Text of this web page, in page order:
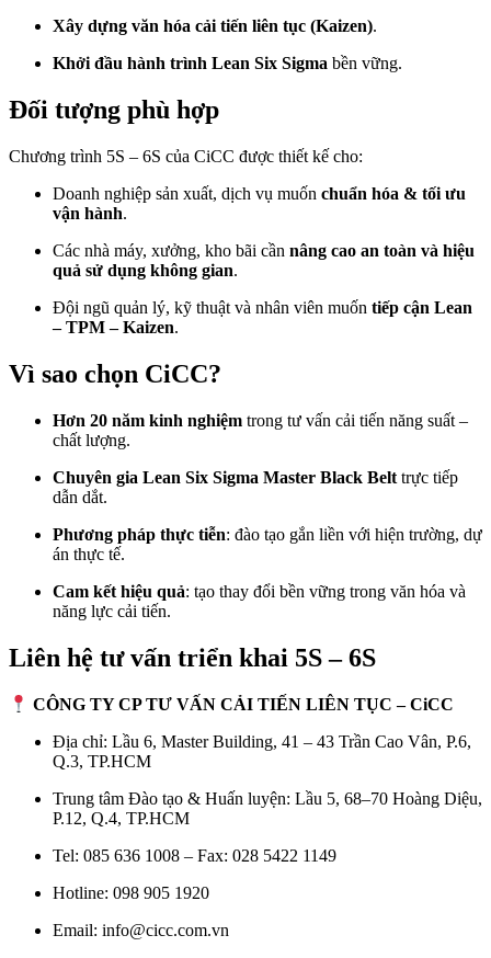
Xây dựng văn hóa cải tiến liên tục (Kaizen).
Khởi đầu hành trình Lean Six Sigma bền vững.
Đối tượng phù hợp
Chương trình 5S – 6S của CiCC được thiết kế cho:
Doanh nghiệp sản xuất, dịch vụ muốn chuẩn hóa & tối ưu
vận hành.
Các nhà máy, xưởng, kho bãi cần nâng cao an toàn và hiệu
quả sử dụng không gian.
Đội ngũ quản lý, kỹ thuật và nhân viên muốn tiếp cận Lean
– TPM – Kaizen.
Vì sao chọn CiCC?
Hơn 20 năm kinh nghiệm trong tư vấn cải tiến năng suất –
chất lượng.
Chuyên gia Lean Six Sigma Master Black Belt trực tiếp
dẫn dắt.
Phương pháp thực tiễn: đào tạo gắn liền với hiện trường, dự
án thực tế.
Cam kết hiệu quả: tạo thay đổi bền vững trong văn hóa và
năng lực cải tiến.
Liên hệ tư vấn triển khai 5S – 6S
CÔNG TY CP TƯ VẤN CẢI TIẾN LIÊN TỤC – CiCC
Địa chỉ: Lầu 6, Master Building, 41 – 43 Trần Cao Vân, P.6,
Q.3, TP.HCM
Trung tâm Đào tạo & Huấn luyện: Lầu 5, 68–70 Hoàng Diệu,
P.12, Q.4, TP.HCM
Tel: 085 636 1008 – Fax: 028 5422 1149
Hotline: 098 905 1920
Email: info@cicc.com.vn